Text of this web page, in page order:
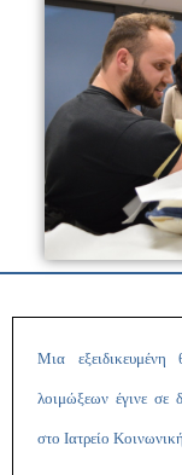
Μια
λοιμώξεων έγινε σε
στο Ιατρείο